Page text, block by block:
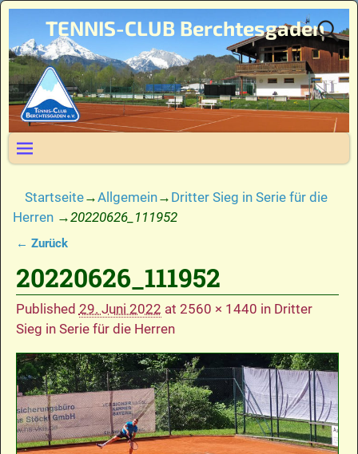
TENNIS-CLUB Berchtesgaden
Startseite→Allgemein→ Dritter Sieg in Serie für die
Herren →20220626_111952
← Zurück
20220626_111952
Published 29. Juni 2022 at 2560 × 1440 in Dritter
Sieg in Serie für die Herren